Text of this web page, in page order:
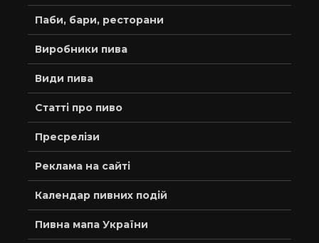
Паби, бари, ресторани
Виробники пива
Види пива
Статті про пиво
Пресрелізи
Реклама на сайті
Календар пивних подій
Пивна мапа України